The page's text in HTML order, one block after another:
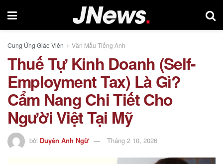
Cung Ứng Giáo Viên Văn Mẫu Tiếng Anh
Thuế Tự Kinh Doanh (Self-
Employment Tax) Là Gì?
Cẩm Nang Chi Tiết Cho
Người Việt Tại Mỹ
bởi Duyên Anh Ngữ Tháng 2 10, 2026